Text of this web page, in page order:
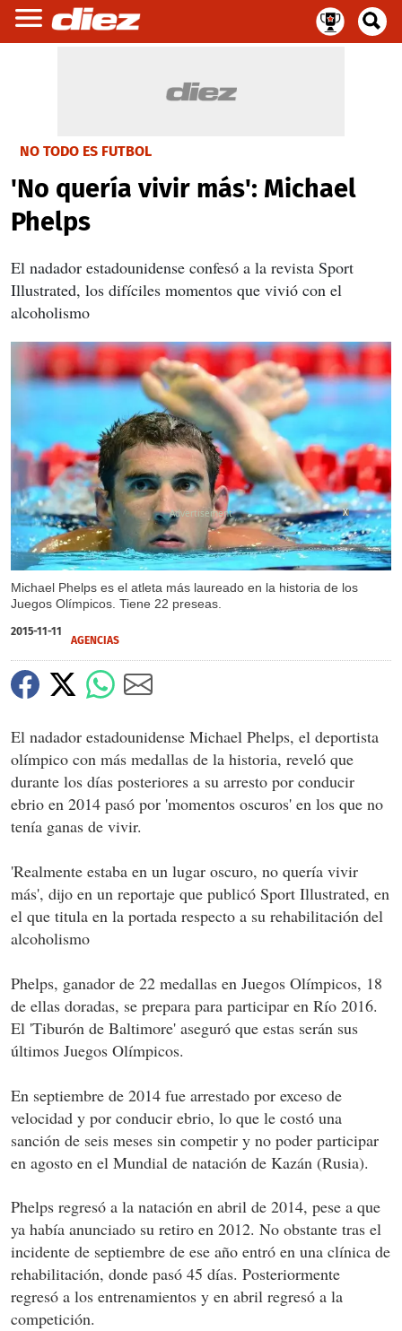
NO TODO ES FUTBOL
'No quería vivir más': Michael
Phelps
El nadador estadounidense confesó a la revista Sport
Illustrated, los difíciles momentos que vivió con el
alcoholismo
Michael Phelps es el atleta más laureado en la historia de los
Juegos Olímpicos. Tiene 22 preseas.
X
2015-11-11
AGENCIAS
El nadador estadounidense Michael Phelps, el deportista
olímpico con más medallas de la historia, reveló que
durante los días posteriores a su arresto por conducir
ebrio en 2014 pasó por 'momentos oscuros' en los que no
tenía ganas de vivir.
'Realmente estaba en un lugar oscuro, no quería vivir
más', dijo en un reportaje que publicó Sport Illustrated, en
el que titula en la portada respecto a su rehabilitación del
alcoholismo
Phelps, ganador de 22 medallas en Juegos Olímpicos, 18
de ellas doradas, se prepara para participar en Río 2016.
El 'Tiburón de Baltimore' aseguró que estas serán sus
últimos Juegos Olímpicos.
En septiembre de 2014 fue arrestado por exceso de
velocidad y por conducir ebrio, lo que le costó una
sanción de seis meses sin competir y no poder participar
en agosto en el Mundial de natación de Kazán (Rusia).
Phelps regresó a la natación en abril de 2014, pese a que
ya había anunciado su retiro en 2012. No obstante tras el
incidente de septiembre de ese año entró en una clínica de
rehabilitación, donde pasó 45 días. Posteriormente
regresó a los entrenamientos y en abril regresó a la
competición.